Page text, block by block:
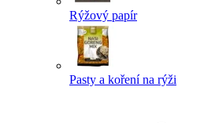
Rýžový papír
Pasty a koření na rýži